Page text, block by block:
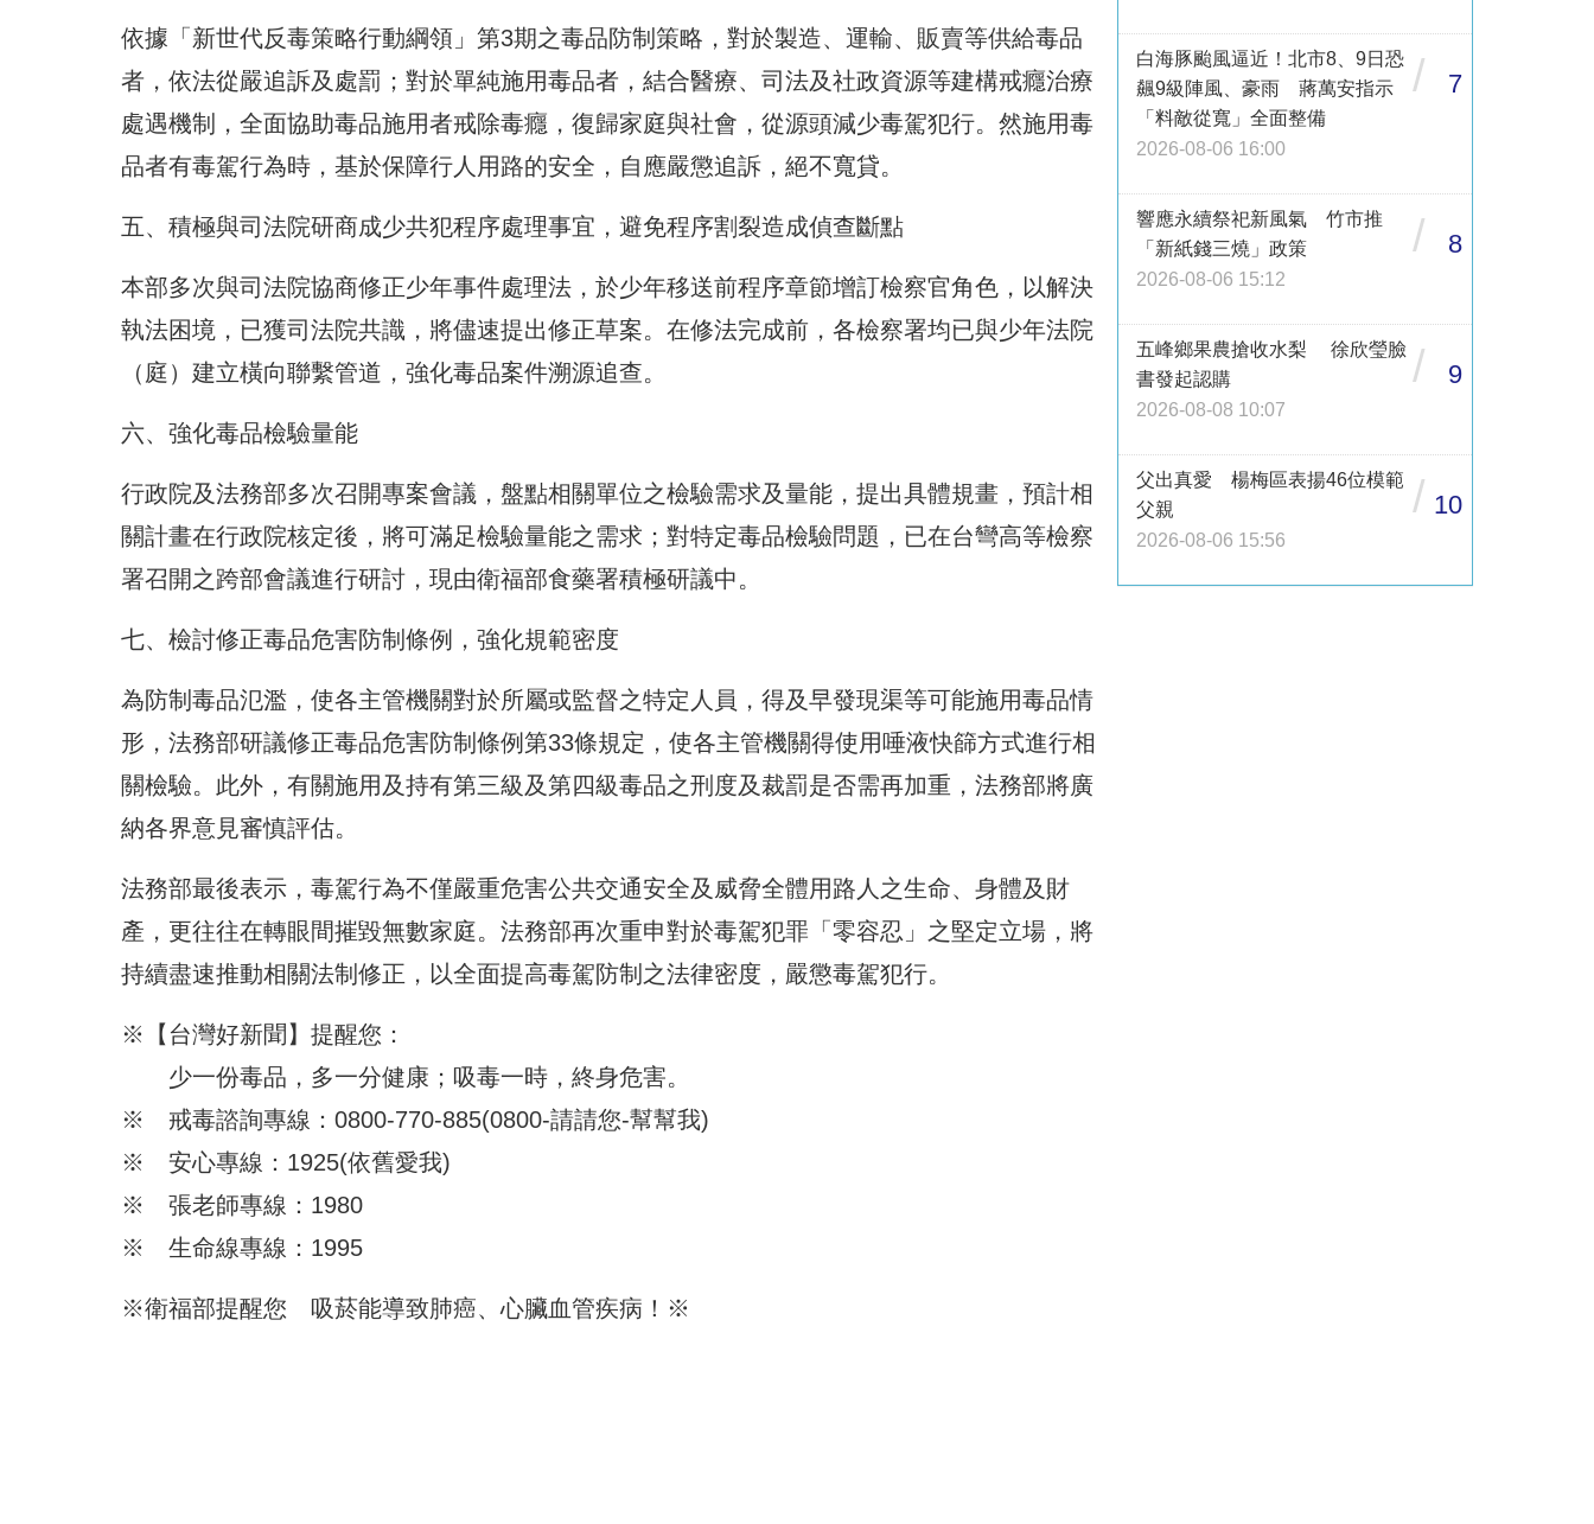
依據「新世代反毒策略行動綱領」第3期之毒品防制策略，對於製造、運輸、販賣等供給毒品
者，依法從嚴追訴及處罰；對於單純施用毒品者，結合醫療、司法及社政資源等建構戒癮治療
處遇機制，全面協助毒品施用者戒除毒癮，復歸家庭與社會，從源頭減少毒駕犯行。然施用毒
品者有毒駕行為時，基於保障行人用路的安全，自應嚴懲追訴，絕不寬貸。
五、積極與司法院研商成少共犯程序處理事宜，避免程序割裂造成偵查斷點
本部多次與司法院協商修正少年事件處理法，於少年移送前程序章節增訂檢察官角色，以解決
執法困境，已獲司法院共識，將儘速提出修正草案。在修法完成前，各檢察署均已與少年法院
（庭）建立橫向聯繫管道，強化毒品案件溯源追查。
六、強化毒品檢驗量能
行政院及法務部多次召開專案會議，盤點相關單位之檢驗需求及量能，提出具體規畫，預計相
關計畫在行政院核定後，將可滿足檢驗量能之需求；對特定毒品檢驗問題，已在台彎高等檢察
署召開之跨部會議進行研討，現由衛福部食藥署積極研議中。
七、檢討修正毒品危害防制條例，強化規範密度
為防制毒品氾濫，使各主管機關對於所屬或監督之特定人員，得及早發現渠等可能施用毒品情
形，法務部研議修正毒品危害防制條例第33條規定，使各主管機關得使用唾液快篩方式進行相
關檢驗。此外，有關施用及持有第三級及第四級毒品之刑度及裁罰是否需再加重，法務部將廣
納各界意見審慎評估。
法務部最後表示，毒駕行為不僅嚴重危害公共交通安全及威脅全體用路人之生命、身體及財
產，更往往在轉眼間摧毀無數家庭。法務部再次重申對於毒駕犯罪「零容忍」之堅定立場，將
持續盡速推動相關法制修正，以全面提高毒駕防制之法律密度，嚴懲毒駕犯行。
※【台灣好新聞】提醒您：
少一份毒品，多一分健康；吸毒一時，終身危害。
※ 戒毒諮詢專線：0800-770-885(0800-請請您-幫幫我)
※ 安心專線：1925(依舊愛我)
※ 張老師專線：1980
※ 生命線專線：1995
※衛福部提醒您 吸菸能導致肺癌、心臟血管疾病！※
白海豚颱風逼近！北市8、9日恐
飆9級陣風、豪雨 蔣萬安指示
「料敵從寬」全面整備
2026-08-06 16:00
/ 7
響應永續祭祀新風氣 竹市推
「新紙錢三燒」政策
2026-08-06 15:12
/ 8
五峰鄉果農搶收水梨 徐欣瑩臉
書發起認購
2026-08-08 10:07
/ 9
父出真愛 楊梅區表揚46位模範
父親
2026-08-06 15:56
/ 10